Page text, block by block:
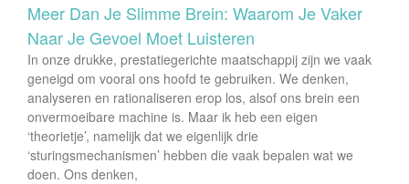
Meer Dan Je Slimme Brein: Waarom Je Vaker
Naar Je Gevoel Moet Luisteren
In onze drukke, prestatiegerichte maatschappij zijn we vaak
geneigd om vooral ons hoofd te gebruiken. We denken,
analyseren en rationaliseren erop los, alsof ons brein een
onvermoeibare machine is. Maar ik heb een eigen
‘theorietje’, namelijk dat we eigenlijk drie
‘sturingsmechanismen’ hebben die vaak bepalen wat we
doen. Ons denken,